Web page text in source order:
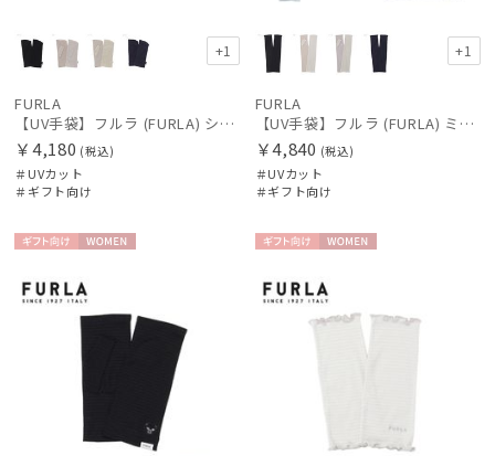
帽子
その他
カラー
価格・割引率
+1
FURLA
【UV手袋】フルラ (FURLA) ショート ＵＶ手袋 FURLAロゴ 指無し
￥4,180 (税込)
＃UVカット
＃ギフト向け
+1
FURLA
【UV手袋】フルラ (FURLA) ミディアム ＵＶ手袋 FURLAロゴ 指無し
￥4,840 (税込)
＃UVカット
＃ギフト向け
向け
N
向け
N